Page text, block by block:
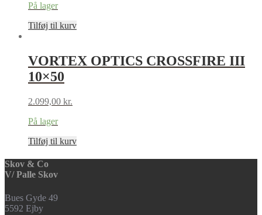
På lager
Tilføj til kurv
VORTEX OPTICS CROSSFIRE III
10×50
2.099,00 kr.
På lager
Tilføj til kurv
Skov & Co
V/ Palle Skov
Bues Gyde 49
5592 Ejby